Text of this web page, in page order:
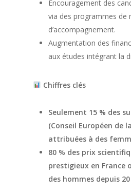
Encouragement des
via des programmes de
d’accompagnement.
Augmentation des
aux études intégrant la
Chiffres clés
Seulement 15 % des
(Conseil Européen de
attribuées à des
80 % des prix
prestigieux en France
des hommes depuis